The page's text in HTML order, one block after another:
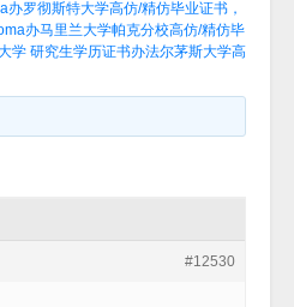
罗彻斯特大学高仿/精仿毕业证书，
办马里兰大学帕克分校高仿/精仿毕
学 研究生学历证书办法尔茅斯大学高
#12530